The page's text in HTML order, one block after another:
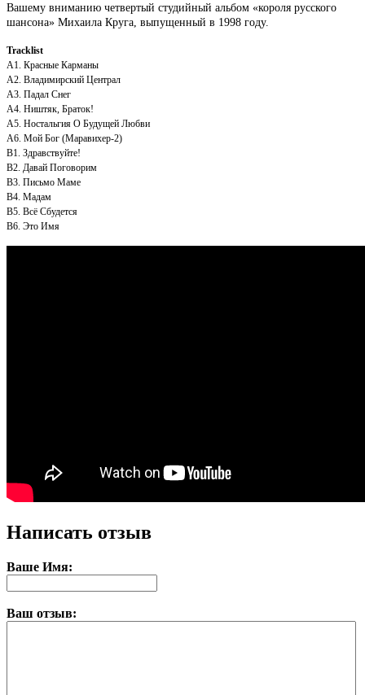
Вашему вниманию четвертый студийный альбом «короля русского
шансона» Михаила Круга, выпущенный в 1998 году.
Tracklist
A1. Красные Карманы
A2. Владимирский Централ
A3. Падал Снег
A4. Ништяк, Браток!
A5. Ностальгия О Будущей Любви
A6. Мой Бог (Маравихер-2)
B1. Здравствуйте!
B2. Давай Поговорим
B3. Письмо Маме
B4. Мадам
B5. Всё Сбудется
B6. Это Имя
Написать отзыв
Ваше Имя:
Ваш отзыв: